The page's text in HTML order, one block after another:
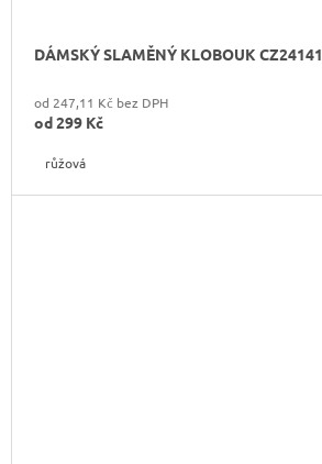
DÁMSKÝ SLAMĚNÝ KLOBOUK CZ24141
od 247,11 Kč bez DPH
od299 Kč
růžová